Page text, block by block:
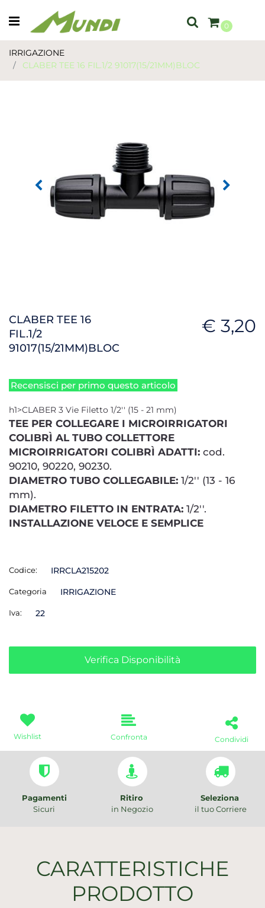
Open menu
0
IRRIGAZIONE
CLABER TEE 16 FIL.1/2 91017(15/21MM)BLOC
CLABER TEE 16
FIL.1/2
91017(15/21MM)BLOC
€ 3,20
Recensisci per primo questo articolo
h1>CLABER 3 Vie Filetto 1/2'' (15 - 21 mm)
TEE PER COLLEGARE I MICROIRRIGATORI
COLIBRÌ AL TUBO COLLETTORE
MICROIRRIGATORI COLIBRÌ ADATTI: cod.
90210, 90220, 90230.
DIAMETRO TUBO COLLEGABILE: 1/2'' (13 - 16
mm).
DIAMETRO FILETTO IN ENTRATA: 1/2''.
INSTALLAZIONE VELOCE E SEMPLICE
Codice: IRRCLA215202
Categoria IRRIGAZIONE
Iva: 22
Verifica Disponibilità
Wishlist Confronta Condividi
Pagamenti
Sicuri
Ritiro
in Negozio
Seleziona
il tuo Corriere
CARATTERISTICHE
PRODOTTO